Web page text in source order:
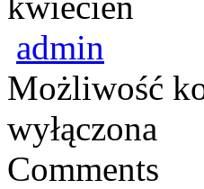
admin
Możliwość
wyłączona
Comments